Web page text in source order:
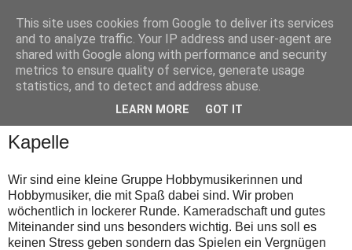
Kapelle
Wir sind eine kleine Gruppe Hobbymusikerinnen und
Hobbymusiker, die mit Spaß dabei sind. Wir proben
wöchentlich in lockerer Runde. Kameradschaft und gutes
Miteinander sind uns besonders wichtig. Bei uns soll es
keinen Stress geben sondern das Spielen ein Vergnügen
This site uses cookies from Google to deliver its services
and to analyze traffic. Your IP address and user-agent are
shared with Google along with performance and security
metrics to ensure quality of service, generate usage
statistics, and to detect and address abuse.
LEARN MORE GOT IT